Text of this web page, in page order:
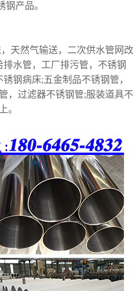
产品。
天然气输送，二次供水管网改
水管，工厂排污管，不锈钢
钢病床;五金制品不锈钢管，
，过滤器不锈钢管;服装道具不
。